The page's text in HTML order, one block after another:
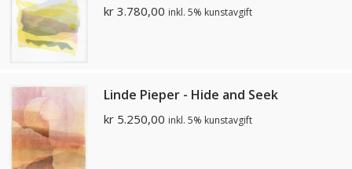
kr 3.780,00 inkl. 5% kunstavgift
Linde Pieper - Hide and Seek
kr 5.250,00 inkl. 5% kunstavgift